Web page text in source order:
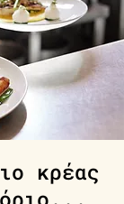
κρέας